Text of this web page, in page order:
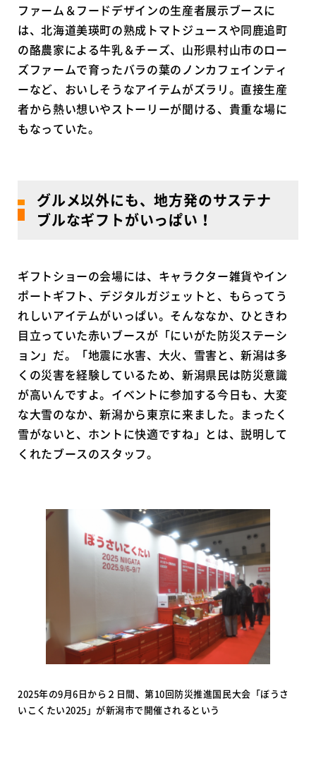
ファーム＆フードデザインの生産者展示ブースに
は、北海道美瑛町の熟成トマトジュースや同鹿追町
の酪農家による牛乳＆チーズ、山形県村山市のロー
ズファームで育ったバラの葉のノンカフェインティ
ーなど、おいしそうなアイテムがズラリ。直接生産
者から熱い想いやストーリーが聞ける、貴重な場に
もなっていた。
グルメ以外にも、地方発のサステナ
ブルなギフトがいっぱい！
ギフトショーの会場には、キャラクター雑貨やイン
ポートギフト、デジタルガジェットと、もらってう
れしいアイテムがいっぱい。そんななか、ひときわ
目立っていた赤いブースが「にいがた防災ステーシ
ョン」だ。「地震に水害、大火、雪害と、新潟は多
くの災害を経験しているため、新潟県民は防災意識
が高いんですよ。イベントに参加する今日も、大変
な大雪のなか、新潟から東京に来ました。まったく
雪がないと、ホントに快適ですね」とは、説明して
くれたブースのスタッフ。
2025年の9月6日から２日間、第10回防災推進国民大会「ぼうさ
いこくたい2025」が新潟市で開催されるという